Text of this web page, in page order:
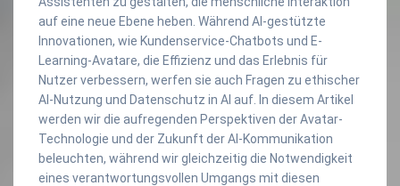
auf eine neue Ebene heben. Während AI-gestützte
Innovationen, wie Kundenservice-Chatbots und E-
Learning-Avatare, die Effizienz und das Erlebnis für
Nutzer verbessern, werfen sie auch Fragen zu ethischer
AI-Nutzung und Datenschutz in AI auf. In diesem Artikel
werden wir die aufregenden Perspektiven der Avatar-
Technologie und der Zukunft der AI-Kommunikation
beleuchten, während wir gleichzeitig die Notwendigkeit
eines verantwortungsvollen Umgangs mit diesen